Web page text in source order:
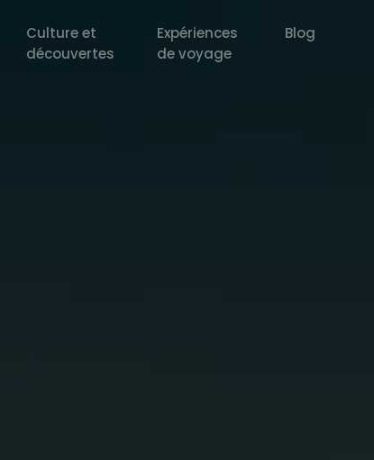
Culture et
découvertes
Expériences
de voyage
Blog